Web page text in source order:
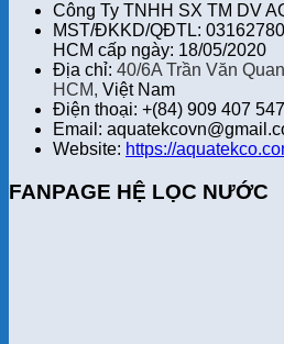
Công Ty TNHH SX TM DV
MST/ĐKKD/QĐTL:
HCM cấp ngày: 18/05/2020
Địa chỉ: 40/6A Trần Văn
HCM, Việt Nam
Điện thoại: +(84) 909 407 547
Email:
Website: https://
FANPAGE HỆ LỌC NƯỚC